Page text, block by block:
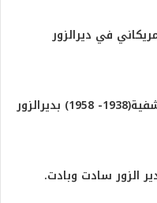
في ديرالزور
الزور سادت وبادت.